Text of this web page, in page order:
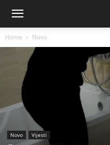
Home Novo
Novo Vijesti